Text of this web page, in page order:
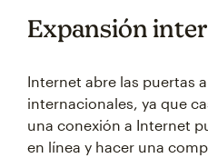
Expansión
Internet abre las puertas
internacionales, ya que
una conexión a Internet
en línea y hacer una